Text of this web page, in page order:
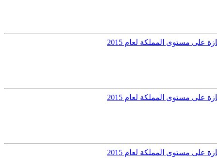
مستوى المملكة لعام 2015
مستوى المملكة لعام 2015
مستوى المملكة لعام 2015